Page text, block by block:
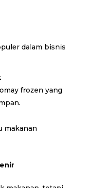
dalam bisnis
frozen yang
makanan